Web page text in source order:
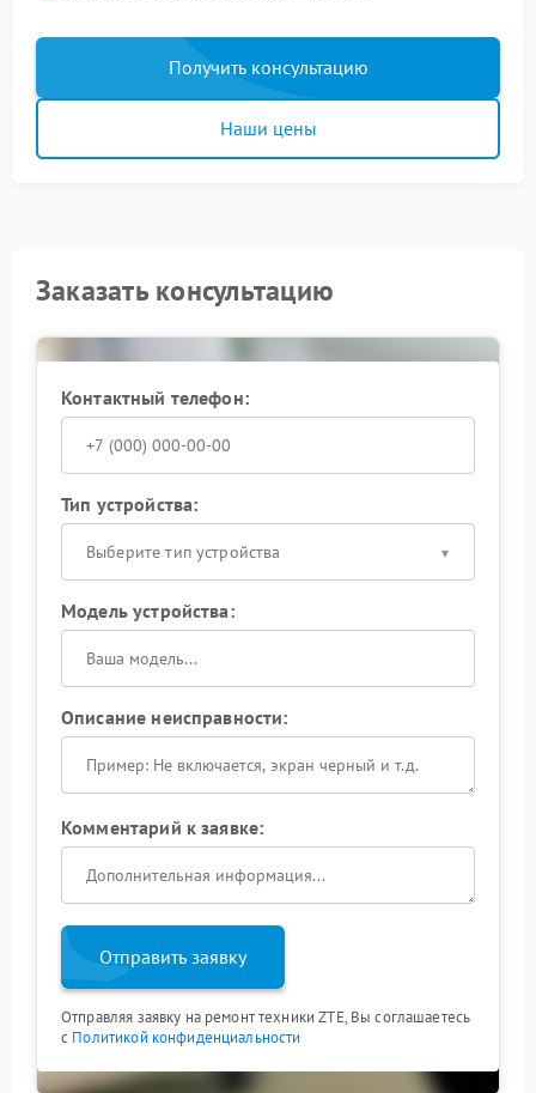
Получить консультацию
Наши цены
Заказать консультацию
Контактный телефон:
Тип устройства:
Выберите тип устройства
Модель устройства:
Описание неисправности:
Комментарий к заявке:
Отправить заявку
Отправляя заявку на ремонт техники ZTE, Вы соглашаетесь
с Политикой конфиденциальности